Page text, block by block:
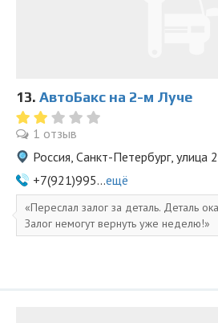
13. АвтоБакс на 2-м Луче
1 отзыв
Россия, Санкт-Петербург, улица
+7(921)995...ещё
Переслал залог за деталь. Деталь
Залог немогут вернуть уже неделю!